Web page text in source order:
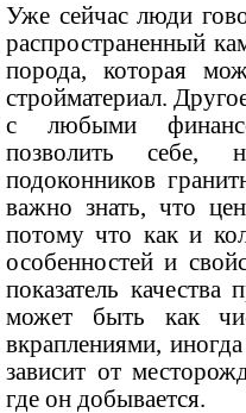
Уже сейчас люди
распространенный
порода, которая
стройматериал.
с любыми
позволить себе,
подоконников
важно знать, что
потому что как и
особенностей и
показатель
может быть как
вкраплениями,
зависит от
где он добывается.